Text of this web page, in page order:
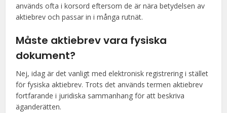
används ofta i korsord eftersom de är nära betydelsen av
aktiebrev och passar in i många rutnät.
Måste aktiebrev vara fysiska
dokument?
Nej, idag är det vanligt med elektronisk registrering i stället
för fysiska aktiebrev. Trots det används termen aktiebrev
fortfarande i juridiska sammanhang för att beskriva
äganderätten.